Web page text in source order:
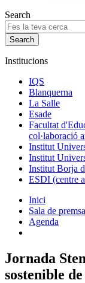
Search
Institucions
IQS
Blanquerna
La Salle
Esade
Facultat
col·laboració
Institut
Institut
Institut Borja
ESDI (centre
Inici
Sala de premsa
Agenda
Jornada
sostenible